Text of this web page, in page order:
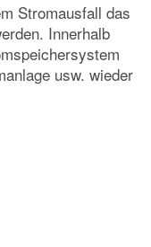
Stromausfall das
Innerhalb
usw. wieder